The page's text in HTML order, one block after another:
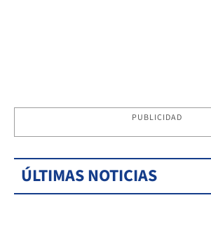
PUBLICIDAD
ÚLTIMAS NOTICIAS